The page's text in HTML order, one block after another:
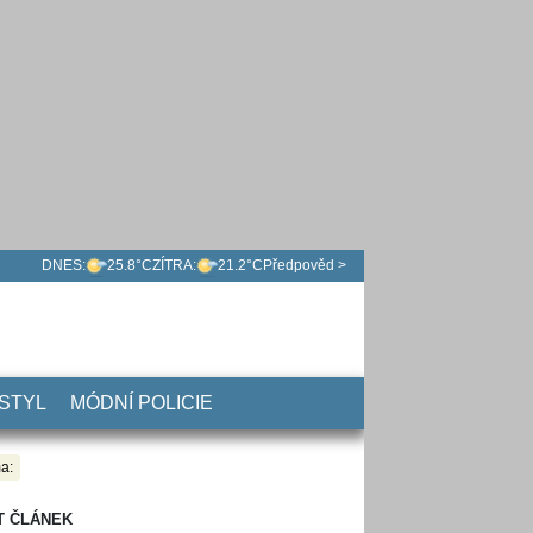
DNES: 25.8°CZÍTRA: 21.2°C Předpověd >
MÓDNÍ POLICIE
ČLÁNEK